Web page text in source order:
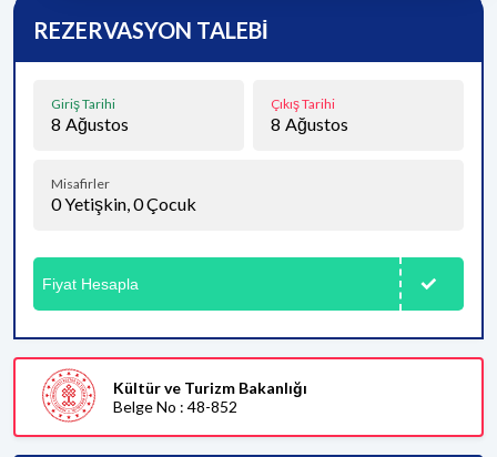
REZERVASYON TALEBİ
Giriş Tarihi
8 Ağustos
Çıkış Tarihi
8 Ağustos
Misafirler
0Yetişkin,0Çocuk
Fiyat Hesapla
Kültür ve Turizm Bakanlığı
Belge No : 48-852